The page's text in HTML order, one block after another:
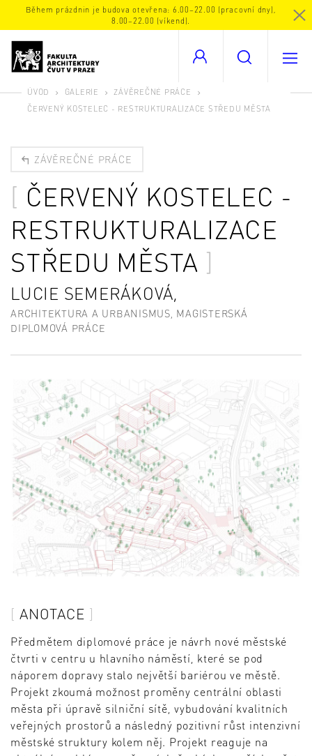
Během prázdnin je budova otevřena: 6.00–22.00 (pracovní dny),
8.00–22.00 (víkend).
ÚVOD GALERIE
ZÁVĚREČNÉ PRÁCE
ČERVENÝ KOSTELEC - RESTRUKTURALIZACE STŘEDU MĚSTA
ZÁVĚREČNÉ PRÁCE
ČERVENÝ KOSTELEC -
RESTRUKTURALIZACE
STŘEDU MĚSTA
LUCIE SEMERÁKOVÁ,
ARCHITEKTURA A URBANISMUS, MAGISTERSKÁ
DIPLOMOVÁ PRÁCE
ANOTACE
Předmětem diplomové práce je návrh nové městské
čtvrti v centru u hlavního náměstí, které se pod
náporem dopravy stalo největší bariérou ve městě.
Projekt zkoumá možnost proměny centrální oblasti
města při úpravě silniční sítě, vybudování kvalitních
veřejných prostorů a následný pozitivní růst intenzivní
městské struktury kolem něj. Projekt reaguje na